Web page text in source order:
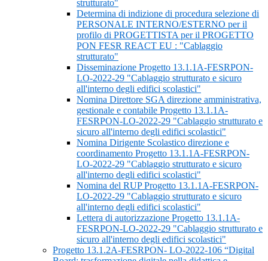
strutturato"
Determina di indizione di procedura selezione di
PERSONALE INTERNO/ESTERNO per il
profilo di PROGETTISTA per il PROGETTO
PON FESR REACT EU : "Cablaggio
strutturato"
Disseminazione Progetto 13.1.1A-FESRPON-
LO-2022-29 "Cablaggio strutturato e sicuro
all'interno degli edifici scolastici"
Nomina Direttore SGA direzione amministrativa,
gestionale e contabile Progetto 13.1.1A-
FESRPON-LO-2022-29 "Cablaggio strutturato e
sicuro all'interno degli edifici scolastici"
Nomina Dirigente Scolastico direzione e
coordinamento Progetto 13.1.1A-FESRPON-
LO-2022-29 "Cablaggio strutturato e sicuro
all'interno degli edifici scolastici"
Nomina del RUP Progetto 13.1.1A-FESRPON-
LO-2022-29 "Cablaggio strutturato e sicuro
all'interno degli edifici scolastici"
Lettera di autorizzazione Progetto 13.1.1A-
FESRPON-LO-2022-29 "Cablaggio strutturato e
sicuro all'interno degli edifici scolastici"
Progetto 13.1.2A-FESRPON- LO-2022-106 “Digital